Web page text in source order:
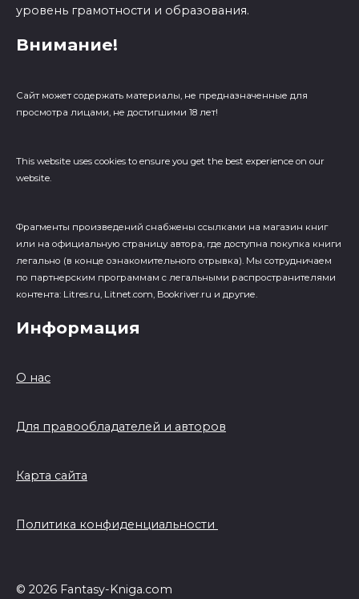
уровень грамотности и образования.
Внимание!
Сайт может содержать материалы, не предназначенные для
просмотра лицами, не достигшими 18 лет!
This website uses cookies to ensure you get the best experience on our
website.
Фрагменты произведений cнабжены ссылками на магазин книг
или на официальную страницу автора, где доступна покупка книги
легально (в конце ознакомительного отрывка). Мы сотрудничаем
по партнерским программам с легальными распространителями
контента: Litres.ru, Litnet.com, Bookriver.ru и другие.
Информация
О нас
Для правообладателей и авторов
Карта сайта
Политика конфиденциальности
© 2026 Fantasy-Kniga.com